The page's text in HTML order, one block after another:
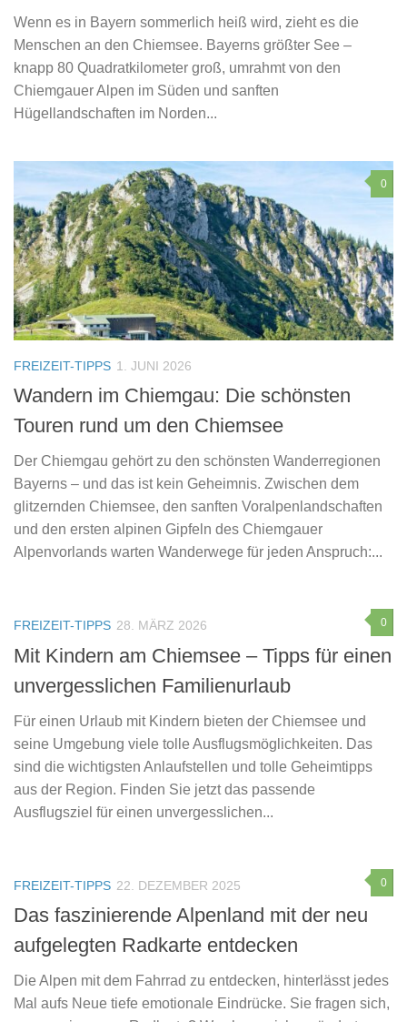
Wenn es in Bayern sommerlich heiß wird, zieht es die
Menschen an den Chiemsee. Bayerns größter See –
knapp 80 Quadratkilometer groß, umrahmt von den
Chiemgauer Alpen im Süden und sanften
Hügellandschaften im Norden...
0
FREIZEIT-TIPPS 1. JUNI 2026
Wandern im Chiemgau: Die schönsten
Touren rund um den Chiemsee
Der Chiemgau gehört zu den schönsten Wanderregionen
Bayerns – und das ist kein Geheimnis. Zwischen dem
glitzernden Chiemsee, den sanften Voralpenlandschaften
und den ersten alpinen Gipfeln des Chiemgauer
Alpenvorlands warten Wanderwege für jeden Anspruch:...
0
FREIZEIT-TIPPS 28. MÄRZ 2026
Mit Kindern am Chiemsee – Tipps für einen
unvergesslichen Familienurlaub
Für einen Urlaub mit Kindern bieten der Chiemsee und
seine Umgebung viele tolle Ausflugsmöglichkeiten. Das
sind die wichtigsten Anlaufstellen und tolle Geheimtipps
aus der Region. Finden Sie jetzt das passende
Ausflugsziel für einen unvergesslichen...
0
FREIZEIT-TIPPS 22. DEZEMBER 2025
Das faszinierende Alpenland mit der neu
aufgelegten Radkarte entdecken
Die Alpen mit dem Fahrrad zu entdecken, hinterlässt jedes
Mal aufs Neue tiefe emotionale Eindrücke. Sie fragen sich,